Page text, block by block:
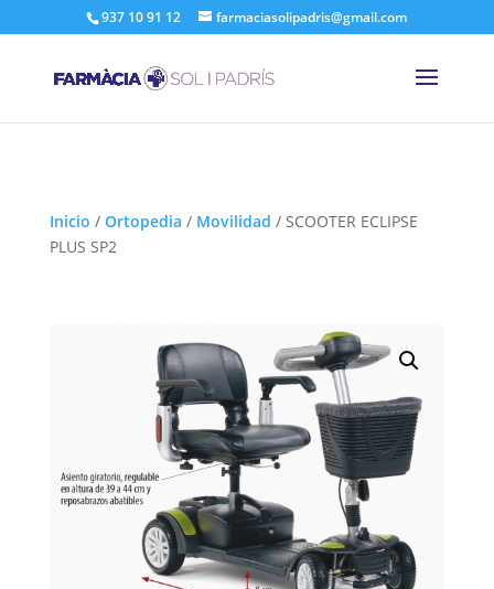
937 10 91 12 farmaciasolipadris@gmail.com
Inicio / Ortopedia / Movilidad / SCOOTER ECLIPSE
PLUS SP2